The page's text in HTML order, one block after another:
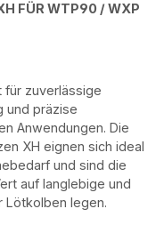
FÜR WTP90 / WXP
für zuverlässige
und präzise
Anwendungen. Die
XH eignen sich ideal
und sind die
auf langlebige und
Lötkolben legen.